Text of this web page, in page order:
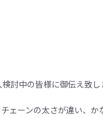
討中の皆様に御伝え致し
ェーンの太さが違い、